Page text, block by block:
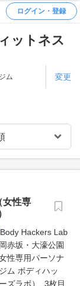
ログイン・登録
ットネス
ム 変更
女性専